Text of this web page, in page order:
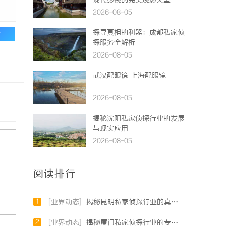
2026-08-05
探寻真相的利器：成都私家侦
探服务全解析
2026-08-05
武汉配眼镜 上海配眼镜
2026-08-05
揭秘沈阳私家侦探行业的发展
与现实应用
2026-08-05
阅读排行
1 [业界动态] 揭秘昆明私家侦探行业的真实面貌与服务价值
2 [业界动态] 揭秘厦门私家侦探行业的专业服务与发展趋势